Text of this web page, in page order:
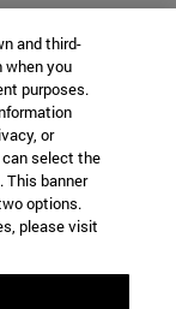
and third-
when you
purposes.
or
select the
This banner
options.
please visit